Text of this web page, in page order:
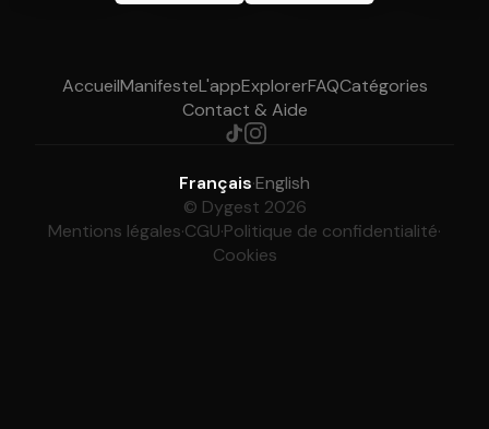
AccueilManifesteL'appExplorerFAQCatégories
Contact & Aide
Français·English
© Dygest 2026
Mentions légales·CGU·Politique de confidentialité·
Cookies